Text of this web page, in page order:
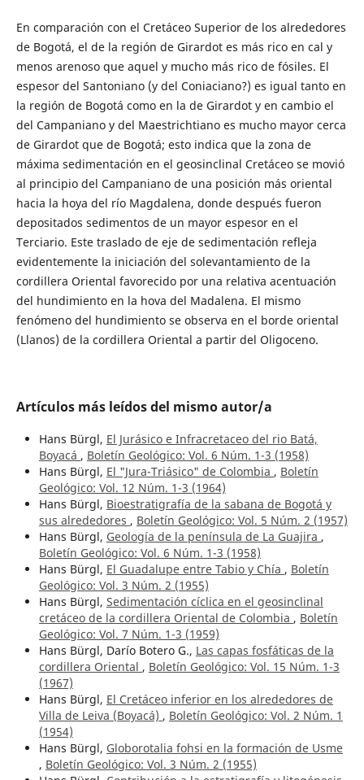
En comparación con el Cretáceo Superior de los alrededores
de Bogotá, el de la región de Girardot es más rico en cal y
menos arenoso que aquel y mucho más rico de fósiles. El
espesor del Santoniano (y del Coniaciano?) es igual tanto en
la región de Bogotá como en la de Girardot y en cambio el
del Campaniano y del Maestrichtiano es mucho mayor cerca
de Girardot que de Bogotá; esto indica que la zona de
máxima sedimentación en el geosinclinal Cretáceo se movió
al principio del Campaniano de una posición más oriental
hacia la hoya del río Magdalena, donde después fueron
depositados sedimentos de un mayor espesor en el
Terciario. Este traslado de eje de sedimentación refleja
evidentemente la iniciación del solevantamiento de la
cordillera Oriental favorecido por una relativa acentuación
del hundimiento en la hova del Madalena. El mismo
fenómeno del hundimiento se observa en el borde oriental
(Llanos) de la cordillera Oriental a partir del Oligoceno.
Artículos más leídos del mismo autor/a
Hans Bürgl, El Jurásico e Infracretaceo del rio Batá,
Boyacá , Boletín Geológico: Vol. 6 Núm. 1-3 (1958)
Hans Bürgl, El "Jura-Triásico" de Colombia , Boletín
Geológico: Vol. 12 Núm. 1-3 (1964)
Hans Bürgl, Bioestratigrafía de la sabana de Bogotá y
sus alrededores , Boletín Geológico: Vol. 5 Núm. 2 (1957)
Hans Bürgl, Geología de la península de La Guajira ,
Boletín Geológico: Vol. 6 Núm. 1-3 (1958)
Hans Bürgl, El Guadalupe entre Tabio y Chía , Boletín
Geológico: Vol. 3 Núm. 2 (1955)
Hans Bürgl, Sedimentación cíclica en el geosinclinal
cretáceo de la cordillera Oriental de Colombia , Boletín
Geológico: Vol. 7 Núm. 1-3 (1959)
Hans Bürgl, Darío Botero G., Las capas fosfáticas de la
cordillera Oriental , Boletín Geológico: Vol. 15 Núm. 1-3
(1967)
Hans Bürgl, El Cretáceo inferior en los alrededores de
Villa de Leiva (Boyacá) , Boletín Geológico: Vol. 2 Núm. 1
(1954)
Hans Bürgl, Globorotalia fohsi en la formación de Usme
, Boletín Geológico: Vol. 3 Núm. 2 (1955)